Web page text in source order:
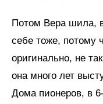
Потом Вера шила,
себе тоже, потому
оригинально, не
она много лет
Дома пионеров, в